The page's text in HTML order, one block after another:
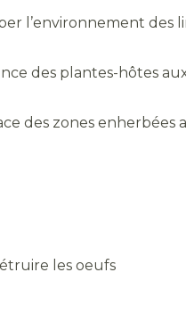
l’environnement des
des plantes-hôtes
des zones enherbées
les oeufs